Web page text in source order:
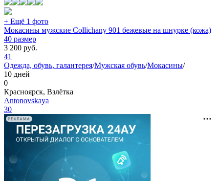
+ Ещё 1 фото
Мокасины мужские Collichany 901 бежевые на шнурке (кожа)
40 размер
3 200 руб.
41
Одежда, обувь, галантерея/Мужская обувь/Мокасины/
10 дней
0
Красноярск, Взлётка
Antonovskaya
30
РЕКЛАМА